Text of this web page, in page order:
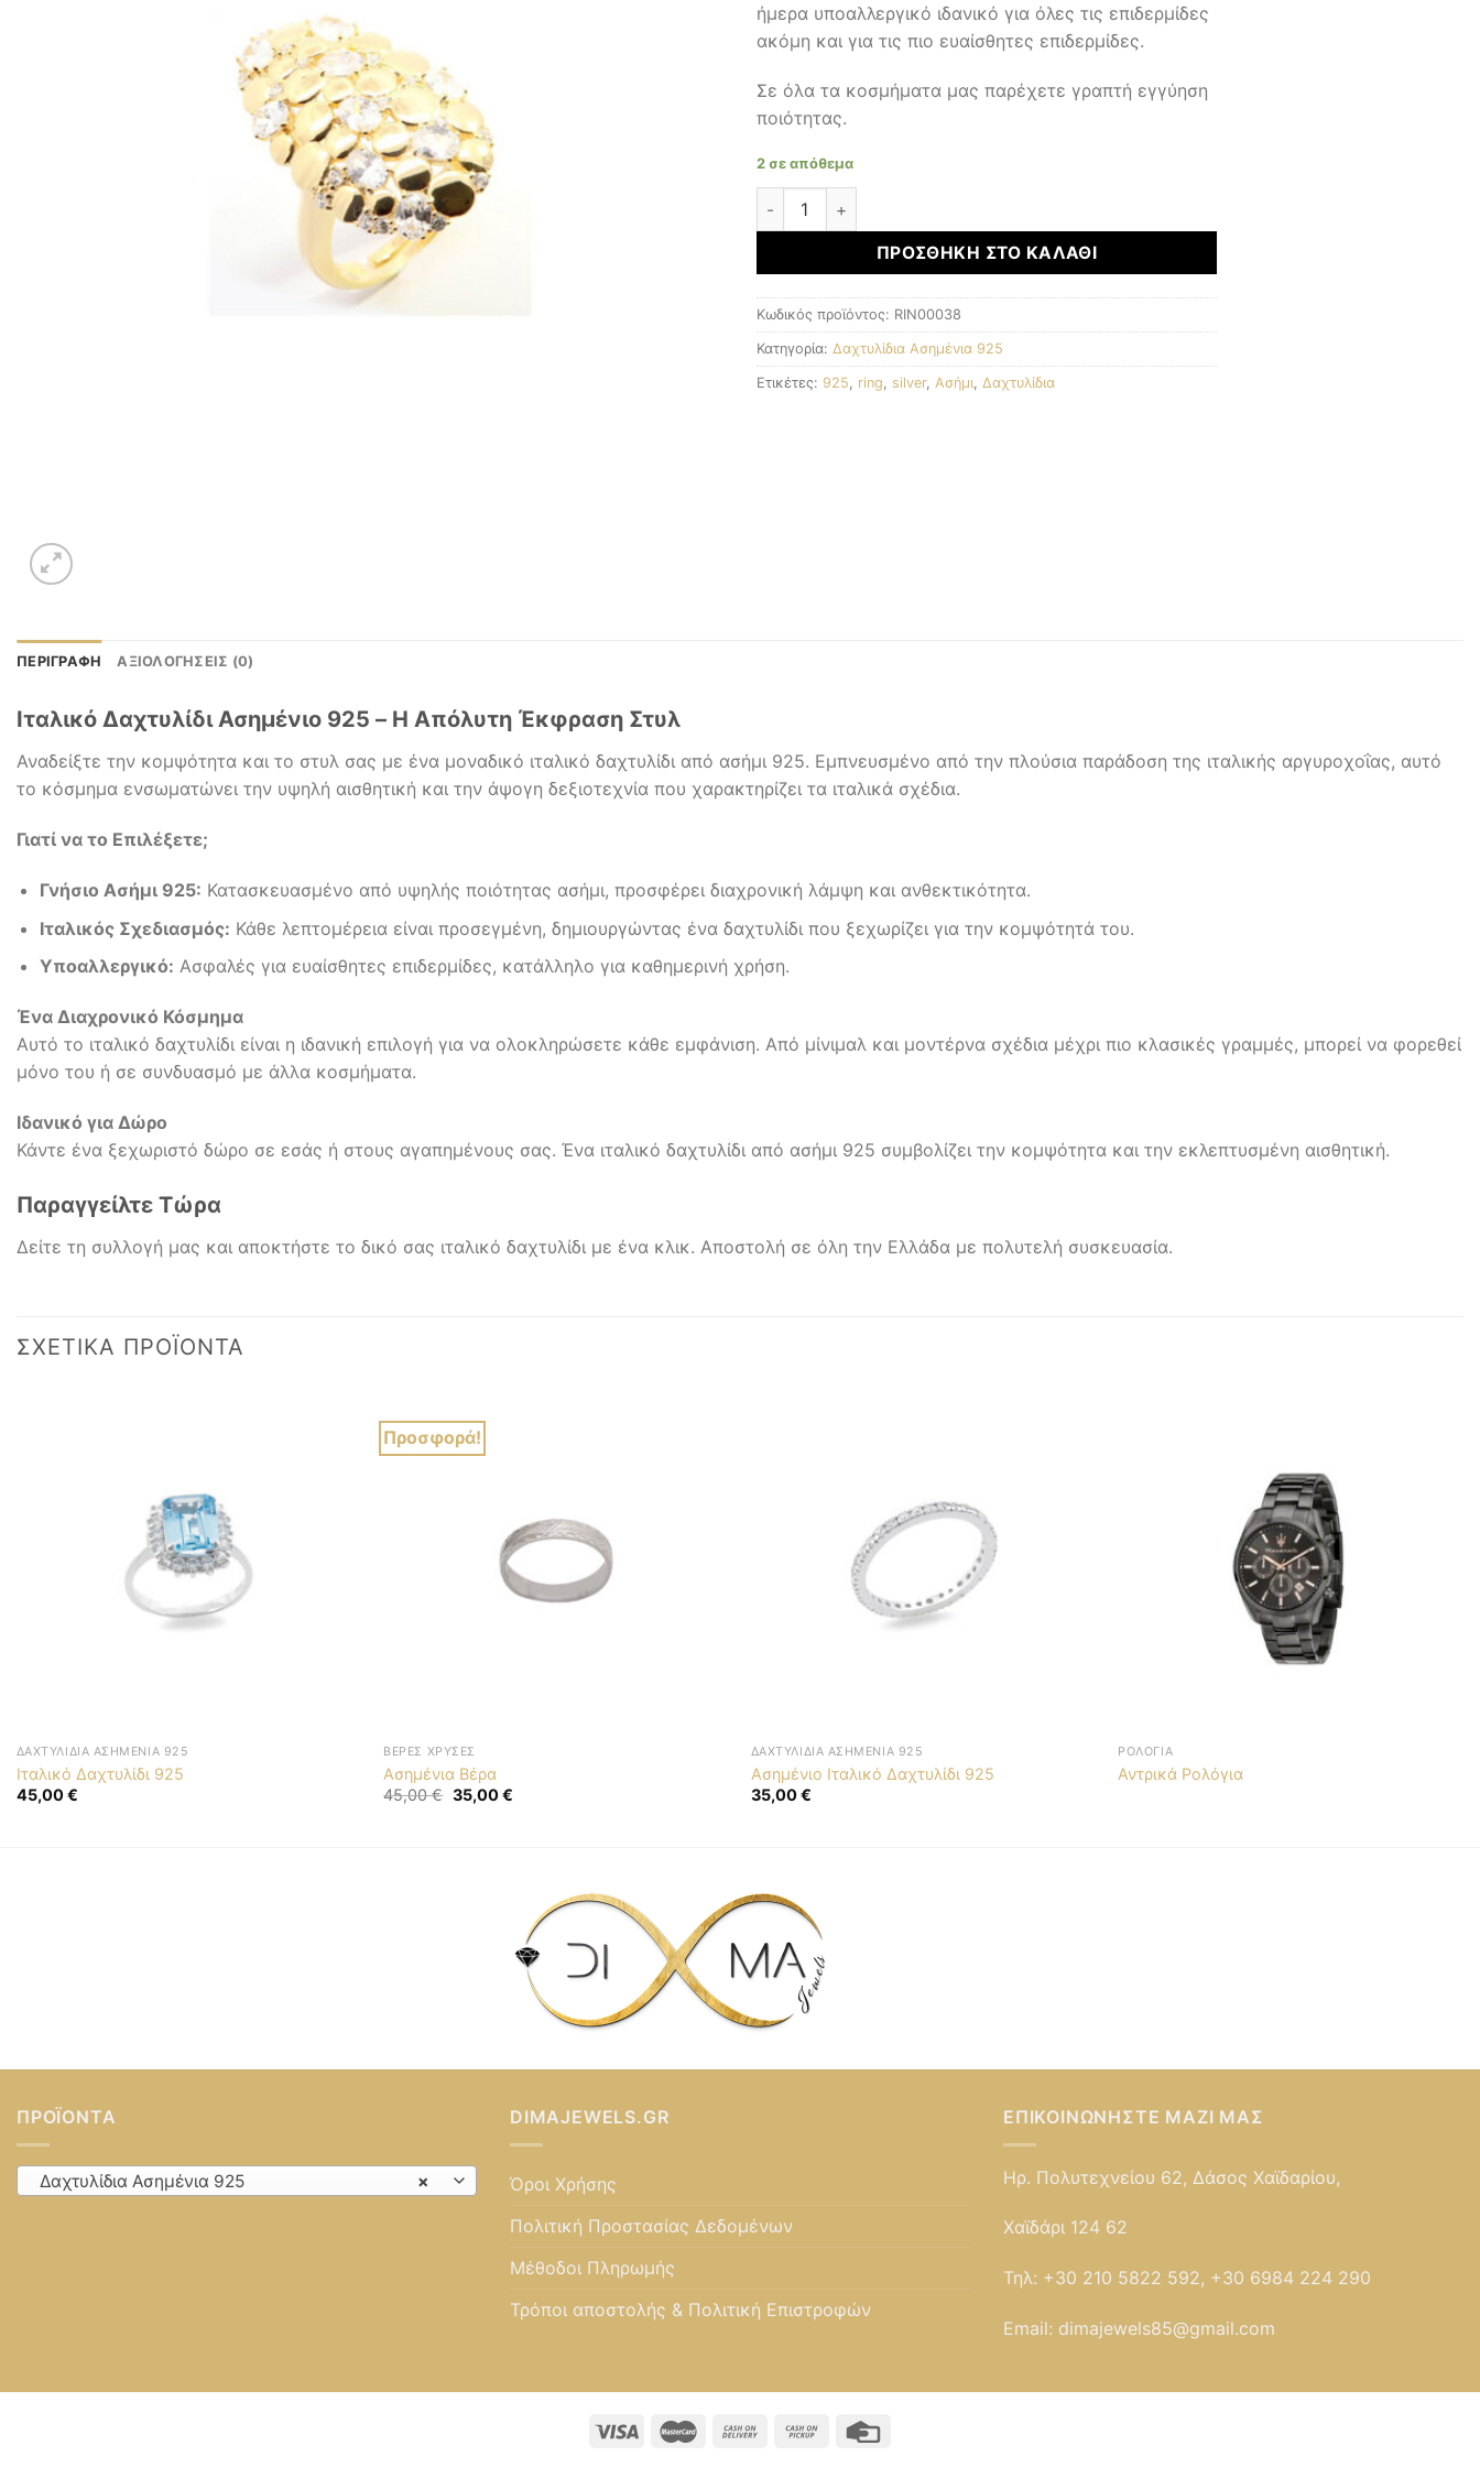
ήμερα υποαλλεργικό ιδανικό για όλες τις επιδερμίδες
ακόμη και για τις πιο ευαίσθητες επιδερμίδες.
Σε όλα τα κοσμήματα μας παρέχετε γραπτή εγγύηση
ποιότητας.
2 σε απόθεμα
Ιταλικό Δαχτυλίδι 925 ποσότητα
ΠΡΟΣΘΉΚΗ ΣΤΟ ΚΑΛΆΘΙ
Κωδικός προϊόντος: RIN00038
Κατηγορία: Δαχτυλίδια Ασημένια 925
Ετικέτες: 925 ring silver, Ασήμι Δαχτυλίδια
ΠΕΡΙΓΡΑΦΉ ΑΞΙΟΛΟΓΉΣΕΙΣ (0)
Ιταλικό Δαχτυλίδι Ασημένιο 925 – Η Απόλυτη Έκφραση Στυλ
Αναδείξτε την κομψότητα και το στυλ σας με ένα μοναδικό ιταλικό δαχτυλίδι από ασήμι 925. Εμπνευσμένο από την πλούσια παράδοση της ιταλικής αργυροχοΐας, αυτό
το κόσμημα ενσωματώνει την υψηλή αισθητική και την άψογη δεξιοτεχνία που χαρακτηρίζει τα ιταλικά σχέδια.
Γιατί να το Επιλέξετε;
Γνήσιο Ασήμι 925: Κατασκευασμένο από υψηλής ποιότητας ασήμι, προσφέρει διαχρονική λάμψη και ανθεκτικότητα.
Ιταλικός Σχεδιασμός: Κάθε λεπτομέρεια είναι προσεγμένη, δημιουργώντας ένα δαχτυλίδι που ξεχωρίζει για την κομψότητά του.
Υποαλλεργικό: Ασφαλές για ευαίσθητες επιδερμίδες, κατάλληλο για καθημερινή χρήση.
Ένα Διαχρονικό Κόσμημα
Αυτό το ιταλικό δαχτυλίδι είναι η ιδανική επιλογή για να ολοκληρώσετε κάθε εμφάνιση. Από μίνιμαλ και μοντέρνα σχέδια μέχρι πιο κλασικές γραμμές, μπορεί να φορεθεί
μόνο του ή σε συνδυασμό με άλλα κοσμήματα.
Ιδανικό για Δώρο
Κάντε ένα ξεχωριστό δώρο σε εσάς ή στους αγαπημένους σας. Ένα ιταλικό δαχτυλίδι από ασήμι 925 συμβολίζει την κομψότητα και την εκλεπτυσμένη αισθητική.
Παραγγείλτε Τώρα
Δείτε τη συλλογή μας και αποκτήστε το δικό σας ιταλικό δαχτυλίδι με ένα κλικ. Αποστολή σε όλη την Ελλάδα με πολυτελή συσκευασία.
ΣΧΕΤΙΚΆ ΠΡΟΪΌΝΤΑ
ΔΑΧΤΥΛΊΔΙΑ ΑΣΗΜΈΝΙΑ 925
Ιταλικό Δαχτυλίδι 925
45,00€
Προσφορά!
ΒΈΡΕΣ ΧΡΥΣΈΣ
Ασημένια Βέρα
45,00€ Original
price
35,00€Η
ΔΑΧΤΥΛΊΔΙΑ ΑΣΗΜΈΝΙΑ 925
Ασημένιο Ιταλικό Δαχτυλίδι 925
35,00€
ΡΟΛΌΓΙΑ
Αντρικά Ρολόγια
ΠΡΟΪΌΝΤΑ
×
Δαχτυλίδια Ασημένια 925
DIMAJEWELS.GR
Όροι Χρήσης
Πολιτική Προστασίας Δεδομένων
Μέθοδοι Πληρωμής
Τρόποι αποστολής & Πολιτική Επιστροφών
ΕΠΙΚΟΙΝΩΝΉΣΤΕ ΜΑΖΊ ΜΑΣ
Ηρ. Πολυτεχνείου 62, Δάσος Χαϊδαρίου,
Χαϊδάρι 124 62
Τηλ: +30 210 5822 592, +30 6984 224 290
Email: dimajewels85@gmail.com